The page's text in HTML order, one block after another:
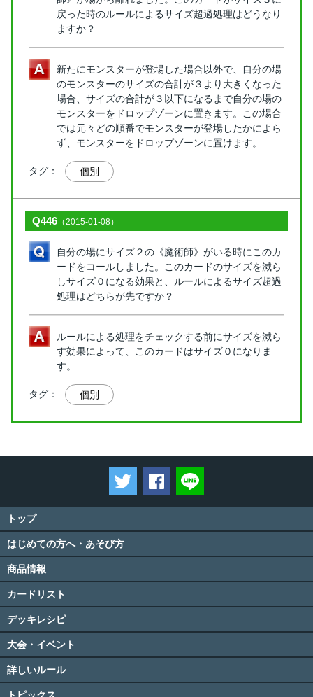
戻った時のルールによるサイズ超過処理はどうなり
ますか？
新たにモンスターが登場した場合以外で、自分の場
のモンスターのサイズの合計が３より大きくなった
場合、サイズの合計が３以下になるまで自分の場の
モンスターをドロップゾーンに置きます。この場合
では元々どの順番でモンスターが登場したかによら
ず、モンスターをドロップゾーンに置けます。
タグ： 個別
Q446 （2015-01-08）
自分の場にサイズ２の《魔術師》がいる時にこのカ
ードをコールしました。このカードのサイズを減ら
しサイズ０になる効果と、ルールによるサイズ超過
処理はどちらが先ですか？
ルールによる処理をチェックする前にサイズを減ら
す効果によって、このカードはサイズ０になりま
す。
タグ： 個別
ツイートするFacebookでシェアする
トップ
はじめての方へ・あそび方
商品情報
カードリスト
デッキレシピ
大会・イベント
詳しいルール